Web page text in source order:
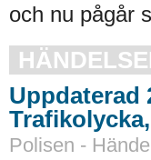
och nu pågår
Uppdaterad
Polisen -